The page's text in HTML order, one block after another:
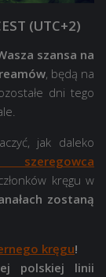
(UTC+2)
szansa na
, będą na
dni tego
jak daleko
szeregowca
kręgu w
zostaną
kręgu!
polskiej linii